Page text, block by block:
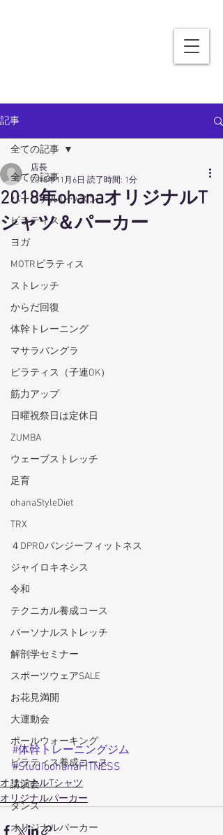
記事
全ての記事
パーソナルレッスン
ピラティス
ヨガ
MOTRピラティス
ストレッチ
からだ回復
体幹トレーニング
マサラバングラ
ピラティス（子連OK）
筋力アップ
日曜祝祭日は定休日
ZUMBA
ウェーブストレッチ
足育
ohanaStyleDiet
TRX
４DPROバンジーフィットネス
ジャイロキネシス
令和
テクニカル養成コース
パーソナルストレッチ
解剖学セミナー
スポーツウェアSALE
お花見満開
大運動会
ポールウォーキング
ピラティス養成コース
講演会
ダンス
オリジナルパーカー
全ての記事
2018年ohanaオリジナルT
シャツ＆パーカー
店長
2018年11月6日 読了時間: 1分
#体幹トレーニングジム
#StudioohanaFITNESS
オリジナルTシャツ
オリジナルパーカー